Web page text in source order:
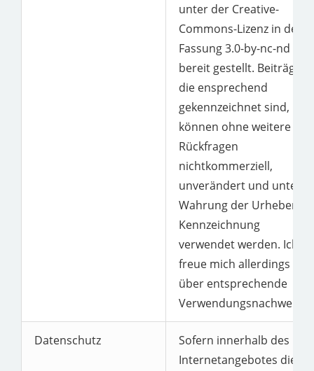
unter der Creative-
Commons-Lizenz in der
Fassung 3.0-by-nc-nd
bereit gestellt. Beiträge,
die ensprechend
gekennzeichnet sind,
können ohne weitere
Rückfragen
nichtkommerziell,
unverändert und unter
Wahrung der Urheber-
Kennzeichnung
verwendet werden. Ich
freue mich allerdings
über entsprechende
Verwendungsnachweise.
Datenschutz
Sofern innerhalb des
Internetangebotes die